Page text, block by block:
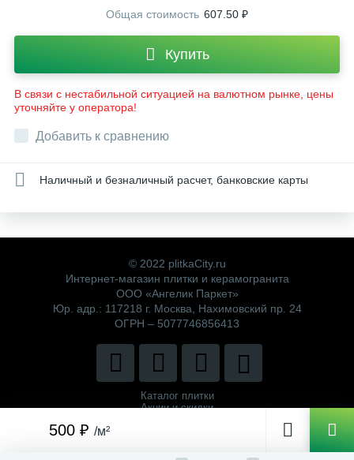
500 ₽ /м²
Общая стоимость 607.50 ₽
Купить
В связи с нестабильной ситуацией на валютном рынке, цены
уточняйте у оператора!
Добавить к сравнению
Наличный и безналичный расчет, банковские карты
© 2022 plitkaCity.ru
Интернет-магазин плитки и керамогранита
ООО «Ангелик Паркет»
Юр. адр.: 117218 г. Москва, Нахимовский пр. 24
ОГРН – 5077746856413
Каталог плитки
Акции и скидки